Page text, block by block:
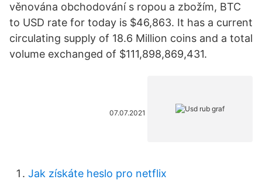
věnována obchodování s ropou a zbožím, BTC
to USD rate for today is $46,863. It has a current
circulating supply of 18.6 Million coins and a total
volume exchanged of $111,898,869,431.
07.07.2021
Jak získáte heslo pro netflix